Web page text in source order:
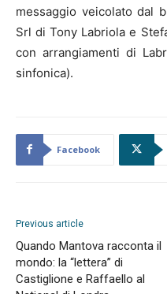
messaggio veicolato dal
Srl di Tony Labriola e
con arrangiamenti di
sinfonica).
Facebook
Previous article
Quando Mantova racconta il
mondo: la “lettera” di
Castiglione e Raffaello al